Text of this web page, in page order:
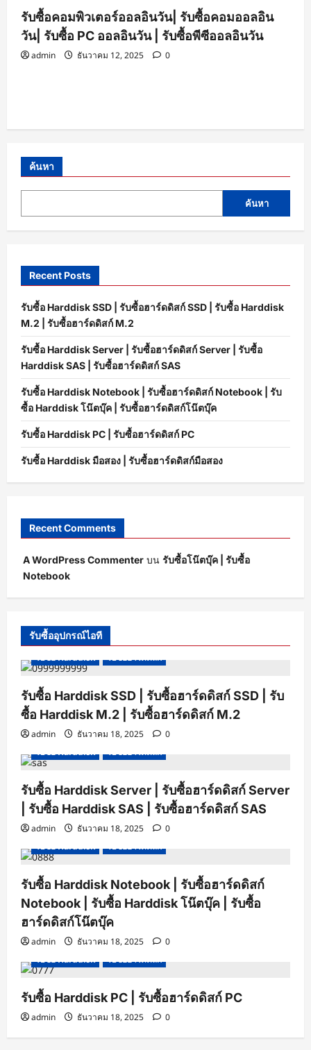
รับซื้อคอมพิวเตอร์ออลอินวัน| รับซื้อคอมออลอิน
วัน| รับซื้อ PC ออลอินวัน | รับซื้อพีซีออลอินวัน
admin ธันวาคม 12, 2025 0
ค้นหา
ค้นหา
Recent Posts
รับซื้อ Harddisk SSD | รับซื้อฮาร์ดดิสก์ SSD | รับซื้อ Harddisk
M.2 | รับซื้อฮาร์ดดิสก์ M.2
รับซื้อ Harddisk Server | รับซื้อฮาร์ดดิสก์ Server | รับซื้อ
Harddisk SAS | รับซื้อฮาร์ดดิสก์ SAS
รับซื้อ Harddisk Notebook | รับซื้อฮาร์ดดิสก์ Notebook | รับ
ซื้อ Harddisk โน๊ตบุ๊ค | รับซื้อฮาร์ดดิสก์โน๊ตบุ๊ค
รับซื้อ Harddisk PC | รับซื้อฮาร์ดดิสก์ PC
รับซื้อ Harddisk มือสอง | รับซื้อฮาร์ดดิสก์มือสอง
Recent Comments
A WordPress Commenter บน รับซื้อโน๊ตบุ๊ค | รับซื้อ
Notebook
รับซื้ออุปกรณ์ไอที
รับซื้อ Harddisk
รับซื้อฮาร์ดดิสก์
รับซื้อ Harddisk SSD | รับซื้อฮาร์ดดิสก์ SSD | รับ
ซื้อ Harddisk M.2 | รับซื้อฮาร์ดดิสก์ M.2
admin ธันวาคม 18, 2025
0
รับซื้อ Harddisk
รับซื้อฮาร์ดดิสก์
รับซื้อ Harddisk Server | รับซื้อฮาร์ดดิสก์ Server
| รับซื้อ Harddisk SAS | รับซื้อฮาร์ดดิสก์ SAS
admin ธันวาคม 18, 2025
0
รับซื้อ Harddisk
รับซื้อฮาร์ดดิสก์
รับซื้อ Harddisk Notebook | รับซื้อฮาร์ดดิสก์
Notebook | รับซื้อ Harddisk โน๊ตบุ๊ค | รับซื้อ
ฮาร์ดดิสก์โน๊ตบุ๊ค
admin ธันวาคม 18, 2025
0
รับซื้อ Harddisk
รับซื้อฮาร์ดดิสก์
รับซื้อ Harddisk PC | รับซื้อฮาร์ดดิสก์ PC
admin ธันวาคม 18, 2025 0